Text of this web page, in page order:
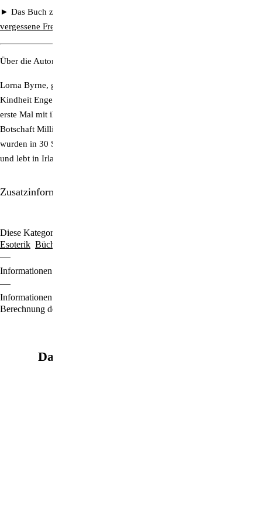
► Das Buch zu unserem berührenden Artikel
vergessene Freund
Über die Autorin:
Lorna Byrne, geboren und aufgewachsen in Irland, kann seit frühester
Kindheit Engel sehen und mit ihnen kommunizieren. Seit sie 2008 das
erste Mal mit ihrem Wissen an die Öffentlichkeit ging, erreichte ihre
Botschaft Millionen von Lesern in der ganzen Welt. Ihre Bücher
wurden in 30 Sprachen übersetzt. Byrne ist Mutter von vier Kindern
und lebt in Irland.
Zusatzinformationen/Details
Diese Kategorien durchstöbern:
Esoterik Bücher
Informationen zu den Zahlungsoptionen finden Sie
Informationen für den Standardversand, zur Lieferung und zur
Berechnung der Lieferfrist finden Sie
Das könnte Sie auch interessieren